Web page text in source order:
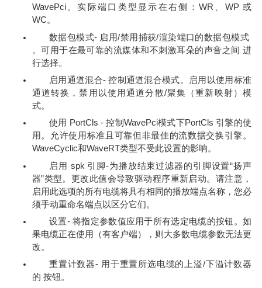
WavePci。实际端口类型显示在右侧：WR、WP 或
WC。
数据包模式- 启用/禁用捕获/渲染端口的数据包模式
。可用于在最可靠的流媒体和不刺激耳朵的声音之间 进
行选择。
启用通道混合- 控制通道混合模式。启用以使用标准
通道转换，禁用以使用通道分散/聚集（重新映射）模
式。
使用 PortCls - 控制WavePci模式下PortCls 引擎的使
用。允许使用标准且可靠但非最佳的流数据交换引擎。
WaveCyclic和WaveRT类型不受此设置的影响。
启用 spk 引脚-为播放结束过滤器的引脚设置“扬声
器”类型。更改此值会导致驱动程序重新启动。请注意，
启用此选项的所有电缆将具有相同的播放端点名称，您必
须手动重命名端点以区分它们。
设置- 将指定参数值应用于所有选定电缆的按钮。如
果电缆正在使用（有客户端），则大多数电缆参数无法更
改。
重置计数器- 用于重置所选电缆的上溢/下溢计数器
的 按钮。